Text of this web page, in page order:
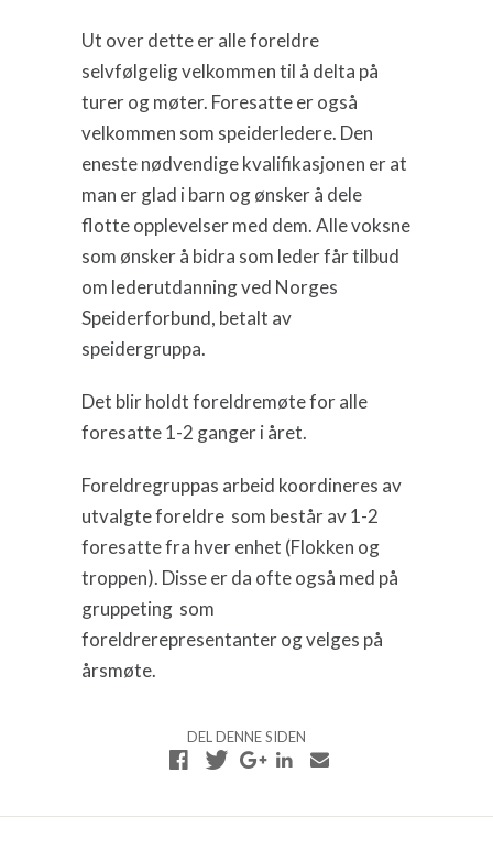
Ut over dette er alle foreldre
selvfølgelig velkommen til å delta på
turer og møter. Foresatte er også
velkommen som speiderledere. Den
eneste nødvendige kvalifikasjonen er at
man er glad i barn og ønsker å dele
flotte opplevelser med dem. Alle voksne
som ønsker å bidra som leder får tilbud
om lederutdanning ved Norges
Speiderforbund, betalt av
speidergruppa.
Det blir holdt foreldremøte for alle
foresatte 1-2 ganger i året.
Foreldregruppas arbeid koordineres av
utvalgte foreldre som består av 1-2
foresatte fra hver enhet (Flokken og
troppen). Disse er da ofte også med på
gruppeting som
foreldrerepresentanter og velges på
årsmøte.
DEL DENNE SIDEN